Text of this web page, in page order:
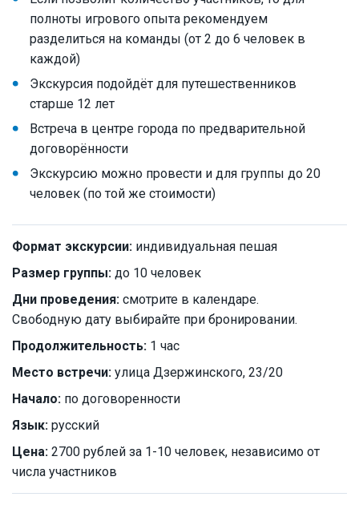
полноты игрового опыта рекомендуем
разделиться на команды (от 2 до 6 человек в
каждой)
Экскурсия подойдёт для путешественников
старше 12 лет
Встреча в центре города по предварительной
договорённости
Экскурсию можно провести и для группы до 20
человек (по той же стоимости)
Формат экскурсии: индивидуальная пешая
Размер группы: до 10 человек
Дни проведения: смотрите в календаре.
Свободную дату выбирайте при бронировании.
Продолжительность: 1 час
Место встречи: улица Дзержинского, 23/20
Начало: по договоренности
Язык: русский
Цена: 2700 рублей за 1-10 человек, независимо от
числа участников